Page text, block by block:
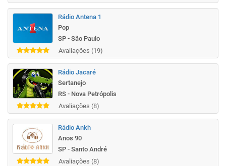
Rádio Antena 1
Pop
SP - São Paulo
Avaliações (19)
Rádio Jacaré
Sertanejo
RS - Nova Petrópolis
Avaliações (8)
Rádio Ankh
Anos 90
SP - Santo André
Avaliações (8)